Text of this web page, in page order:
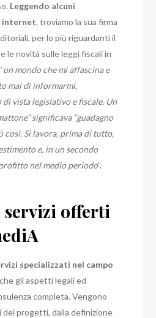
Leggendo alcuni
internet, troviamo la sua firma
per lo più riguardanti il
le novità sulle leggi fiscali in
un mondo che mi affascina e
mai di informarmi,
vista legislativo e fiscale. Un
significava “guadagno
così. Si lavora, prima di tutto,
e, in un secondo
nel medio periodo”.
offerti
specializzati nel campo
gli aspetti legali ed
completa. Vengono
progetti, dalla definizione